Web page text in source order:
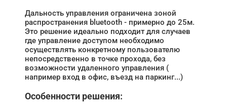
Дальность управления ограничена зоной
распространения bluetooth - примерно до 25м.
Это решение идеально подходит для случаев
где управление доступом необходимо
осуществлять конкретному пользователю
непосредственно в точке прохода, без
возможности удаленного управления (
например вход в офис, въезд на паркинг...)
Особенности решения: